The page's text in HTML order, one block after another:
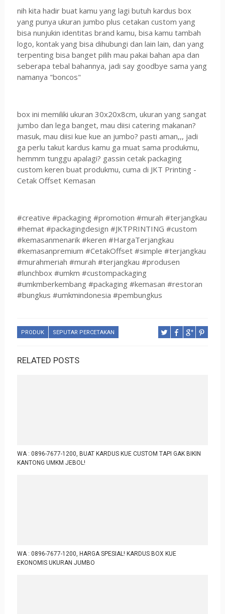
nih kita hadir buat kamu yang lagi butuh kardus box
yang punya ukuran jumbo plus cetakan custom yang
bisa nunjukin identitas brand kamu, bisa kamu tambah
logo, kontak yang bisa dihubungi dan lain lain, dan yang
terpenting bisa banget pilih mau pakai bahan apa dan
seberapa tebal bahannya, jadi say goodbye sama yang
namanya "boncos"
box ini memiliki ukuran 30x20x8cm, ukuran yang sangat
jumbo dan lega banget, mau diisi catering makanan?
masuk, mau diisi kue kue an jumbo? pasti aman,,, jadi
ga perlu takut kardus kamu ga muat sama produkmu,
hemmm tunggu apalagi? gassin cetak packaging
custom keren buat produkmu, cuma di JKT Printing -
Cetak Offset Kemasan
#creative #packaging #promotion #murah #terjangkau
#hemat #packagingdesign #JKTPRINTING #custom
#kemasanmenarik #keren #HargaTerjangkau
#kemasanpremium #CetakOffset #simple #terjangkau
#murahmeriah #murah #terjangkau #produsen
#lunchbox #umkm #custompackaging
#umkmberkembang #packaging #kemasan #restoran
#bungkus #umkmindonesia #pembungkus
PRODUK SEPUTAR PERCETAKAN
RELATED POSTS
WA : 0896-7677-1200, BUAT KARDUS KUE CUSTOM TAPI GAK BIKIN
KANTONG UMKM JEBOL!
WA : 0896-7677-1200, HARGA SPESIAL! KARDUS BOX KUE
EKONOMIS UKURAN JUMBO